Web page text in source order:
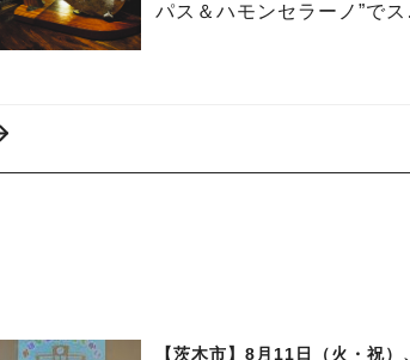
パス＆ハモンセラーノ”で
【茨木市】8月11日（火・祝）